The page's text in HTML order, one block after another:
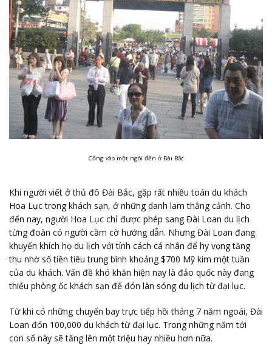
Cổng vào một ngôi đền ở Đài Bắc
Khi người viết ở thủ đô Đài Bắc, gặp rất nhiều toán du khách
Hoa Lục trong khách sạn, ở những danh lam thắng cảnh. Cho
đến nay, người Hoa Lục chỉ được phép sang Đài Loan du lịch
từng đoàn có người cầm cờ hướng dẫn. Nhưng Đài Loan đang
khuyến khích họ du lịch với tính cách cá nhân để hy vọng tăng
thu nhờ số tiền tiêu trung bình khoảng $700 Mỹ kim một tuần
của du khách. Vấn đề khó khăn hiện nay là đảo quốc này đang
thiếu phòng ốc khách sạn để đón làn sóng du lịch từ đại lục.
Từ khi có những chuyến bay trực tiếp hồi tháng 7 năm ngoái, Đài
Loan đón 100,000 du khách từ đại lục. Trong những năm tới
con số này sẽ tăng lên một triệu hay nhiều hơn nữa.